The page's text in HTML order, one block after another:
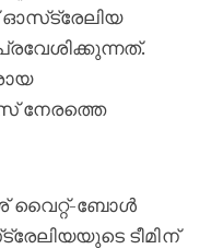
നേരത്തെ
വൈറ്റ്-ബോൾ
ടീമിന്